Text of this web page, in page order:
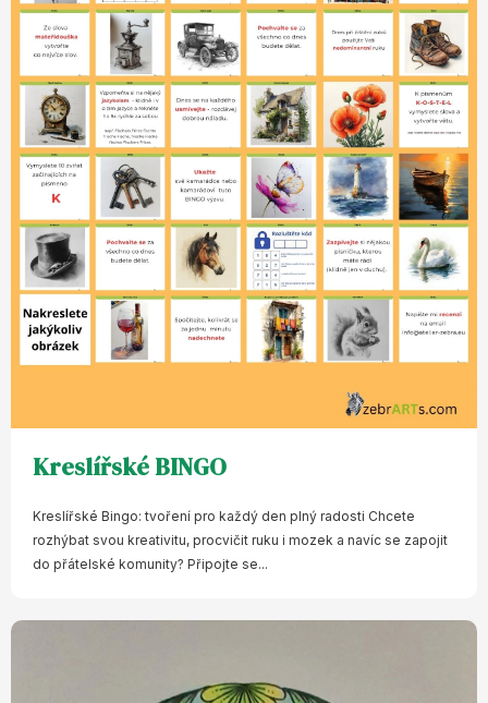
Kreslířské BINGO
Kreslířské Bingo: tvoření pro každý den plný radosti Chcete
rozhýbat svou kreativitu, procvičit ruku i mozek a navíc se zapojit
do přátelské komunity? Připojte se...